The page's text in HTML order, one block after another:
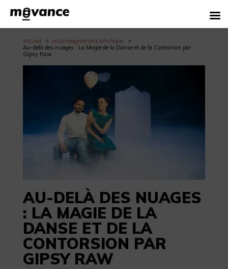
Accueil
Accompagnement artistique
Au-delà des nuages : La Magie de la Danse et de la Contorsion par
Gipsy Raw
AU-DELÀ DES NUAGES
: LA MAGIE DE LA
DANSE ET DE LA
CONTORSION PAR
GIPSY RAW